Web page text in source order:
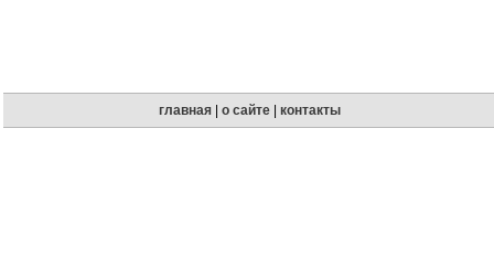
главная |о сайте |контакты